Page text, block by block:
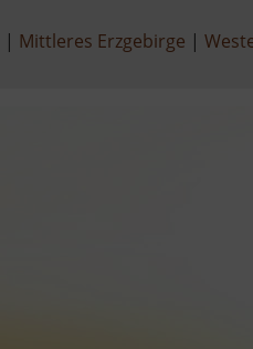
Mittleres Erzgebirge